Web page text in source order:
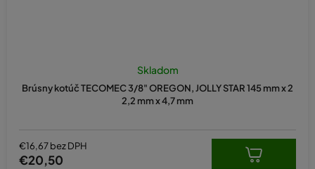
Brúsny kotúč TECOMEC 3/8" OREGON, JOLLY STAR 145 mm x 2
2,2 mm x 4,7 mm
Skladom
€16,67 bez DPH
€20,50